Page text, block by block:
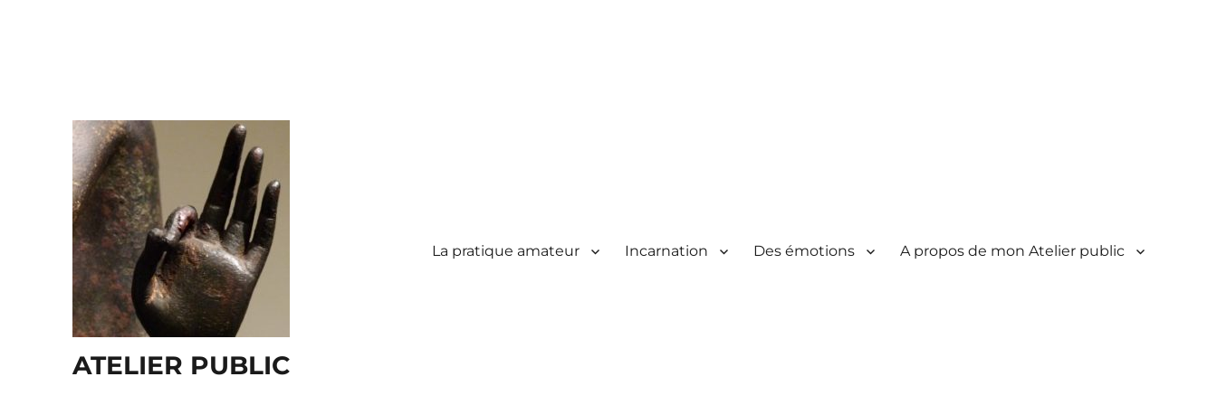
ATELIER PUBLIC
La pratique amateur Incarnation Des émotions A propos de mon Atelier public